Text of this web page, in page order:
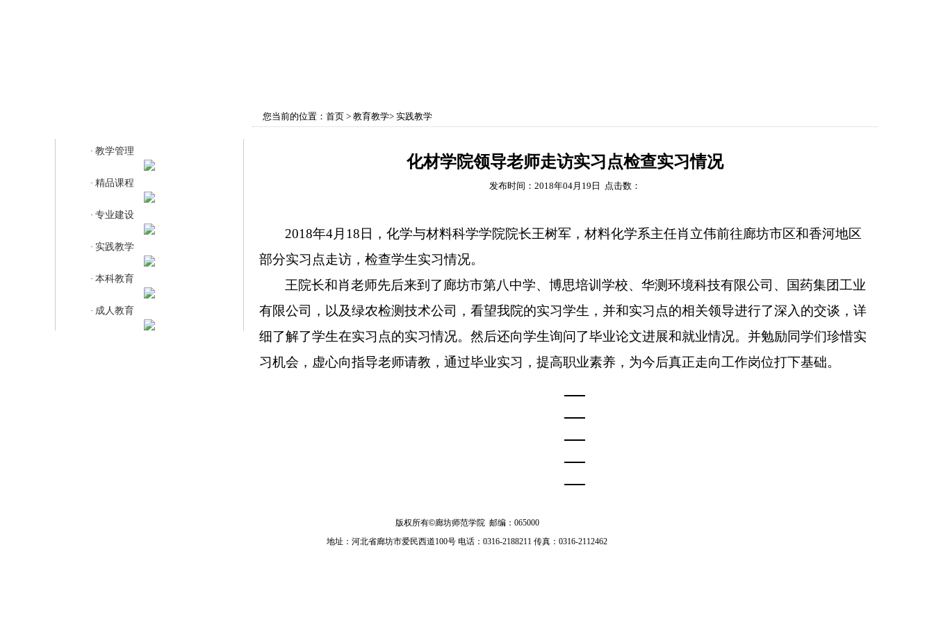
· 教学管理
· 精品课程
· 专业建设
· 实践教学
· 本科教育
· 成人教育
您当前的位置： 首页 > 教育教学> 实践教学
化材学院领导老师走访实习点检查实习情况
发布时间：2018年04月19日 点击数：
2018年4月 18 日，化学与材料科学学院院长王树军，材料化学系主任肖立伟前往廊坊市区和香河地区
部分实习点走访，检查学生实习情况。
王院长和肖老师先后来到了廊坊市第八中学、博思培训学校、华测环境科技有限公司、国药集团工业
有限公司，以及绿农检测技术公司，看望我院的实习学生，并和实习点的相关领导进行了深入的交谈，详
细了解了学生在实习点的实习情况。然后还向学生询问了毕业论文进展和就业情况。并勉励同学们珍惜实
习机会，虚心向指导老师请教，通过毕业实习，提高职业素养，为今后真正走向工作岗位打下基础。
版权所有©廊坊师范学院 邮编：065000
地址：河北省廊坊市爱民西道100号 电话：0316-2188211 传真：0316-2112462